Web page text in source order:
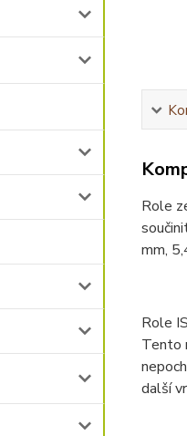
Role
mm,
Role
Tento
další